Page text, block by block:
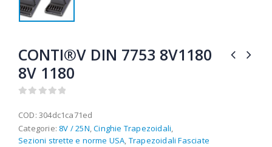
CONTI®V DIN 7753 8V1180
8V 1180
COD: 304dc1ca71ed
Categorie: 8V / 25N ,Cinghie Trapezoidali
Sezioni strette e norme USA Trapezoidali Fasciate